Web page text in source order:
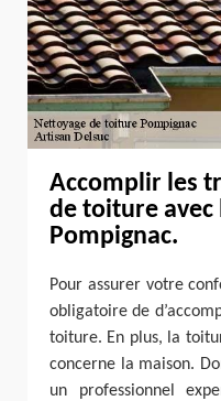
Accomplir les
de toiture avec
Pompignac.
Pour assurer votre
obligatoire de
toiture. En plus, la
concerne la maison.
un professionnel